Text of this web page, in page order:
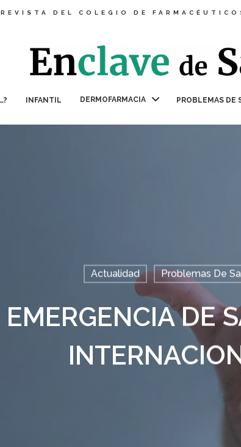
REVISTA DEL COLEGIO DE
INFANTIL DERMOFARMACIA PROBLEMAS DE
Actualidad Problemas De
EMERGENCIA DE